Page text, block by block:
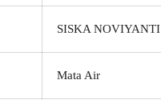
SISKA NOVIYANTI
Mata Air